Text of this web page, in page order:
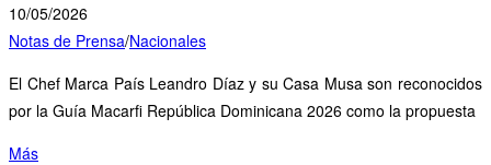
10/05/2026
Notas de Prensa/Nacionales
El Chef Marca País Leandro Díaz y su Casa Musa son reconocidos
por la Guía Macarfi República Dominicana 2026 como la propuesta
Más